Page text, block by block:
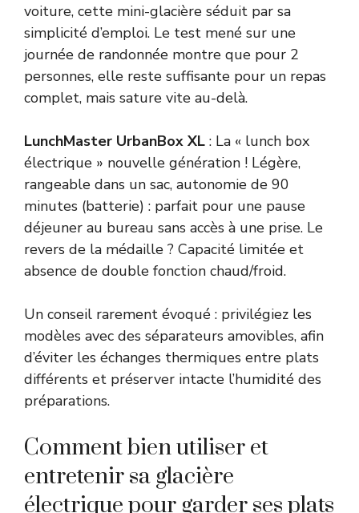
voiture, cette mini-glacière séduit par sa
simplicité d’emploi. Le test mené sur une
journée de randonnée montre que pour 2
personnes, elle reste suffisante pour un repas
complet, mais sature vite au-delà.
LunchMaster UrbanBox XL : La « lunch box
électrique » nouvelle génération ! Légère,
rangeable dans un sac, autonomie de 90
minutes (batterie) : parfait pour une pause
déjeuner au bureau sans accès à une prise. Le
revers de la médaille ? Capacité limitée et
absence de double fonction chaud/froid.
Un conseil rarement évoqué : privilégiez les
modèles avec des séparateurs amovibles, afin
d’éviter les échanges thermiques entre plats
différents et préserver intacte l’humidité des
préparations.
Comment bien utiliser et
entretenir sa glacière
électrique pour garder ses plats